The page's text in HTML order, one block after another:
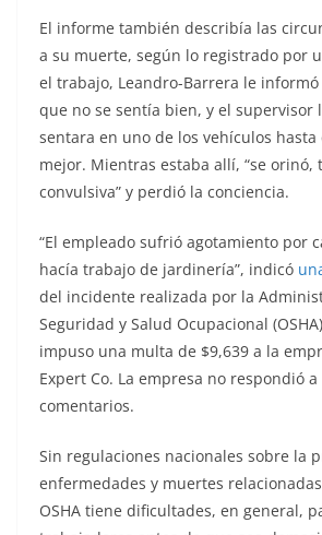
El informe también describía las
a su muerte, según lo registrado por
el trabajo, Leandro-Barrera le
que no se sentía bien, y el supervisor
sentara en uno de los vehículos
mejor. Mientras estaba allí, “se orinó,
convulsiva” y perdió la conciencia.
“El empleado sufrió agotamiento por
hacía trabajo de jardinería”, indicó
del incidente realizada por la
Seguridad y Salud Ocupacional
impuso una multa de $9,639 a la
Expert Co. La empresa no respondió
comentarios.
Sin regulaciones nacionales sobre la
enfermedades y muertes
OSHA tiene dificultades, en general,